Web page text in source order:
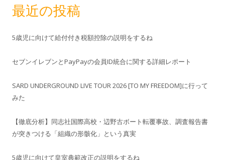
最近の投稿
5歳児に向けて給付付き税額控除の説明をするね
セブンイレブンとPayPayの会員ID統合に関する詳細レポート
SARD UNDERGROUND LIVE TOUR 2026 [TO MY FREEDOM]に行って
みた
【徹底分析】同志社国際高校・辺野古ボート転覆事故、調査報告書
が突きつける「組織の形骸化」という真実
5歳児に向けて皇室典範改正の説明をするね